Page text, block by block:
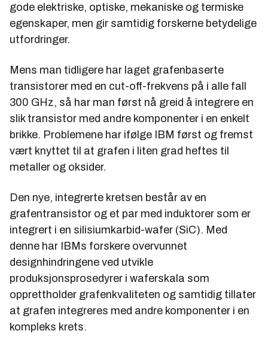
gode elektriske, optiske, mekaniske og termiske
egenskaper, men gir samtidig forskerne betydelige
utfordringer.
Mens man tidligere har laget grafenbaserte
transistorer med en cut-off-frekvens på i alle fall
300 GHz, så har man først nå greid å integrere en
slik transistor med andre komponenter i en enkelt
brikke. Problemene har ifølge IBM først og fremst
vært knyttet til at grafen i liten grad heftes til
metaller og oksider.
Den nye, integrerte kretsen består av en
grafentransistor og et par med induktorer som er
integrert i en silisiumkarbid-wafer (SiC). Med
denne har IBMs forskere overvunnet
designhindringene ved utvikle
produksjonsprosedyrer i waferskala som
opprettholder grafenkvaliteten og samtidig tillater
at grafen integreres med andre komponenter i en
kompleks krets.